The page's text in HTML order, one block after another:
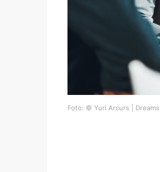
Foto: © Yuri Arcurs |